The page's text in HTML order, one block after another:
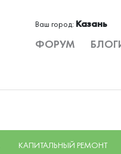
Ваш город: Казань
ФОРУМ
КАПИТАЛЬНЫЙ РЕМОНТ